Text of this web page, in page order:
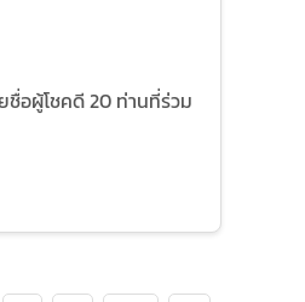
ยชื่อผู้โชคดี 20 ท่านที่ร่วม